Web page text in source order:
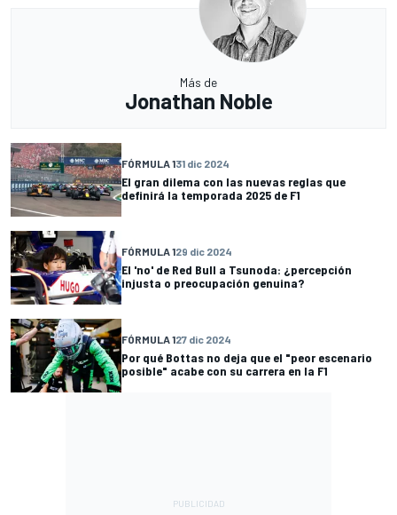
Más de
Jonathan Noble
FÓRMULA 131 dic 2024
El gran dilema con las nuevas reglas que
definirá la temporada 2025 de F1
FÓRMULA 129 dic 2024
El 'no' de Red Bull a Tsunoda: ¿percepción
injusta o preocupación genuina?
FÓRMULA 127 dic 2024
Por qué Bottas no deja que el "peor escenario
posible" acabe con su carrera en la F1